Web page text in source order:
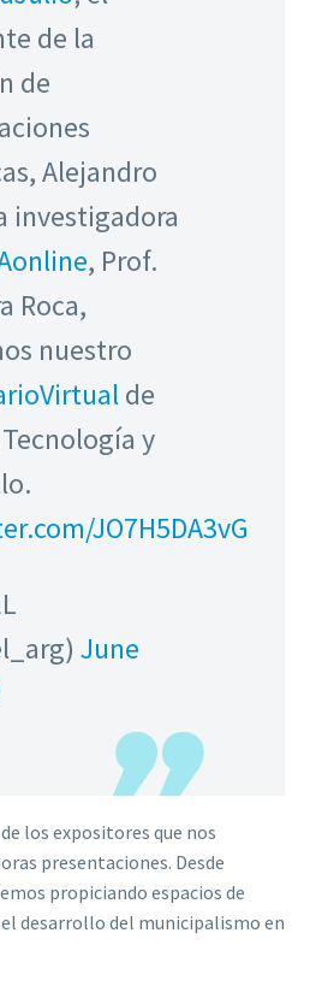
de la
de
Alejandro
investigadora
, Prof.
Roca,
nuestro
de
y
JO7H5DA3vG
June
los expositores que nos
presentaciones. Desde
propiciando espacios de
desarrollo del municipalismo en